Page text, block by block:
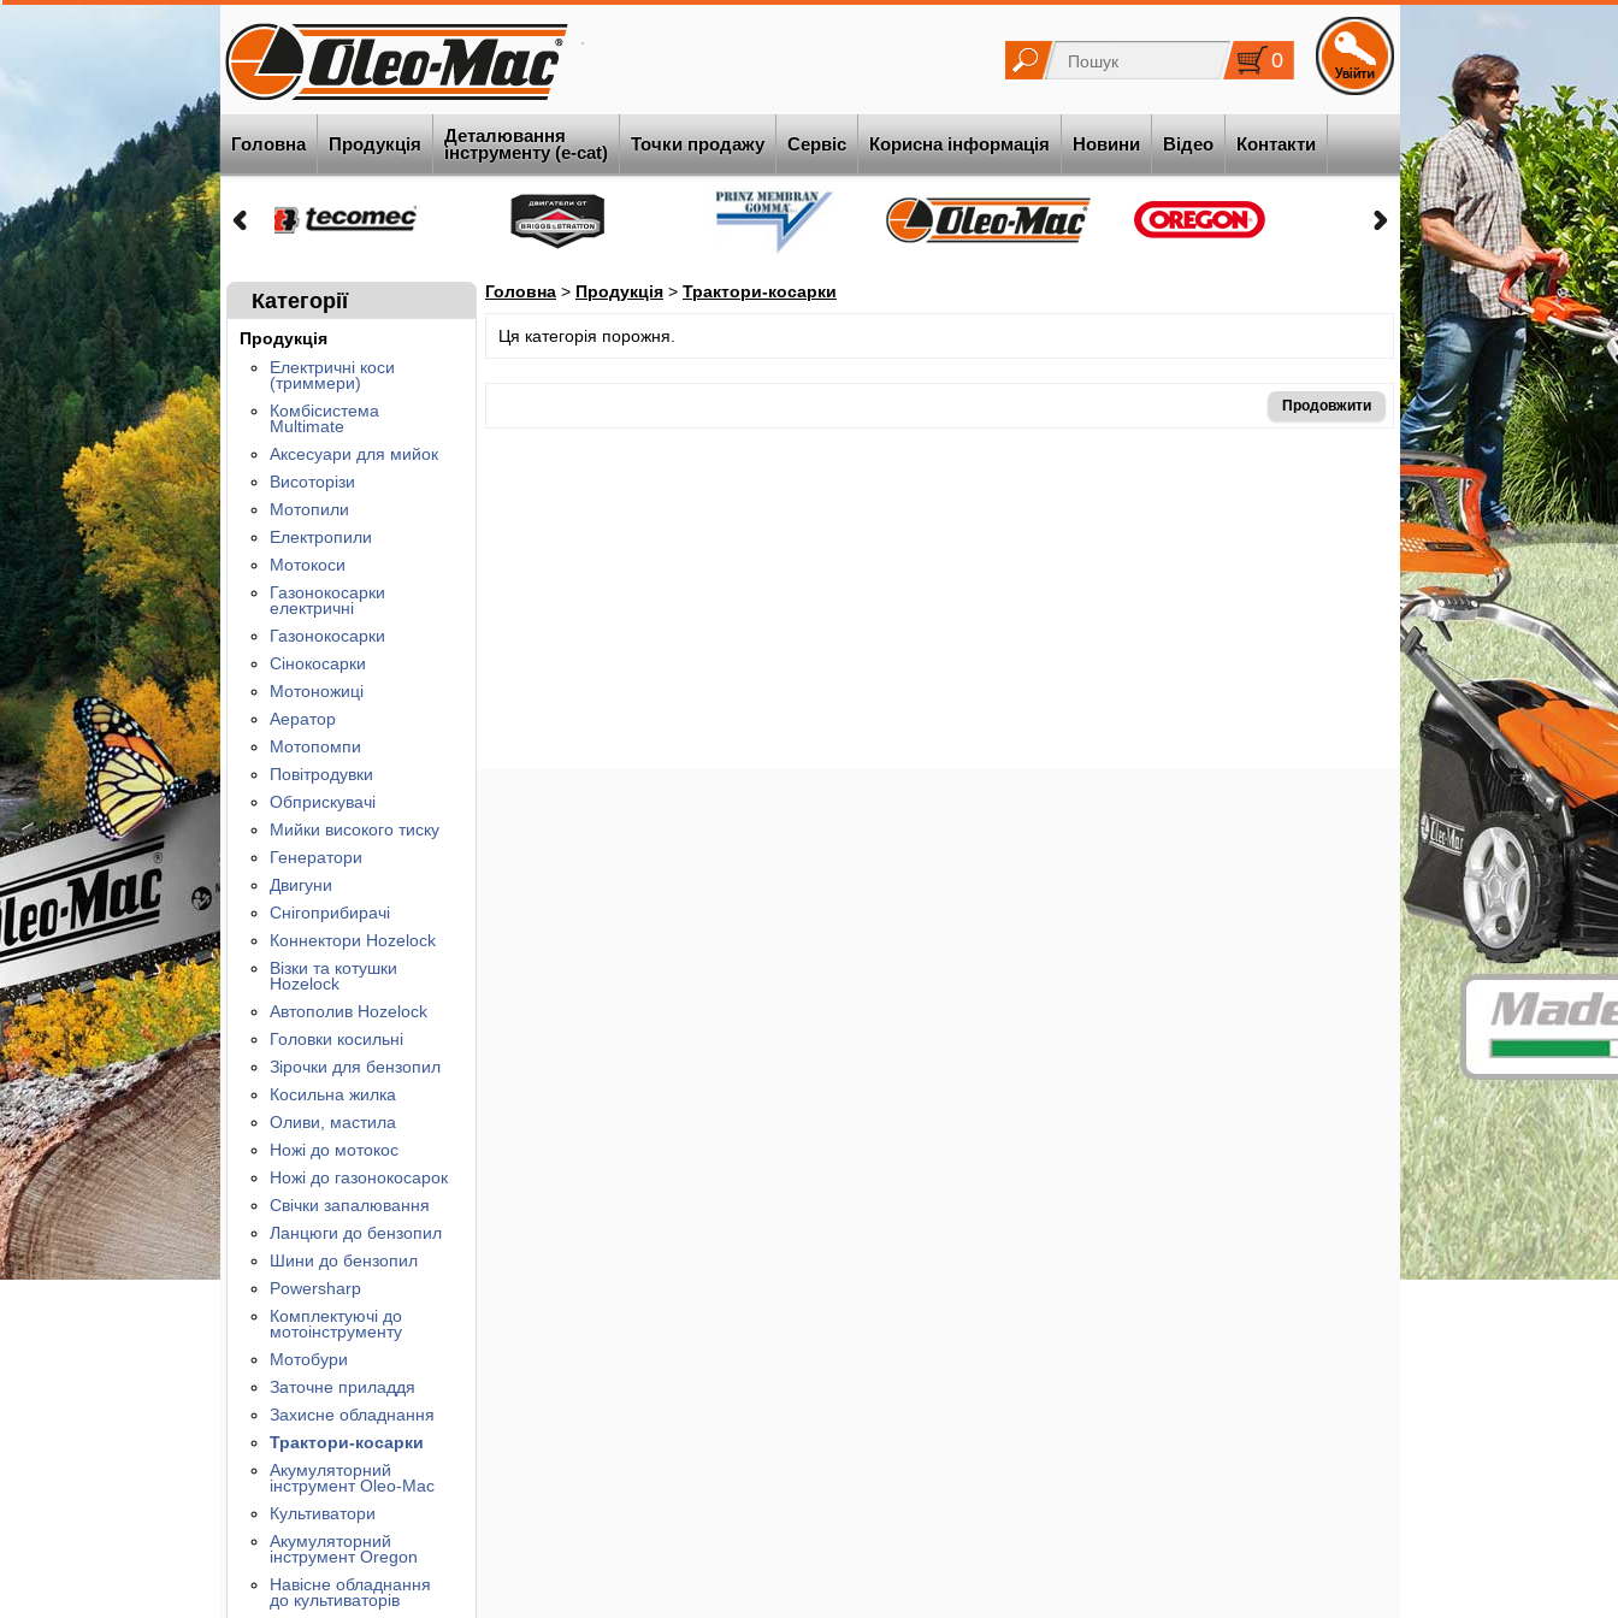
0
Головна Продукція
Деталювання
інструменту (e-cat)
Точки продажу Сервіс Корисна інформація Новини Відео Контакти
Категорії
Продукція
Електричні коси
(триммери)
Комбісистема
Multimate
Аксесуари для мийок
Висоторізи
Мотопили
Електропили
Мотокоси
Газонокосарки
електричні
Газонокосарки
Сінокосарки
Мотоножиці
Аератор
Мотопомпи
Повітродувки
Обприскувачі
Мийки високого тиску
Генератори
Двигуни
Снігоприбирачі
Коннектори Hozelock
Візки та котушки
Hozelock
Автополив Hozelock
Головки косильні
Зірочки для бензопил
Косильна жилка
Оливи, мастила
Ножі до мотокос
Ножі до газонокосарок
Свічки запалювання
Ланцюги до бензопил
Шини до бензопил
Powersharp
Комплектуючі до
мотоінструменту
Мотобури
Заточне приладдя
Захисне обладнання
Трактори-косарки
Акумуляторний
інструмент Oleo-Mac
Культиватори
Акумуляторний
інструмент Oregon
Навісне обладнання
до культиваторів
Головна > Продукція > Трактори-косарки
Ця категорія порожня.
Продовжити